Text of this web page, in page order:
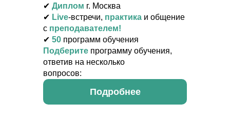
✔ Диплом г. Москва
✔ Live-встречи, практика и общение
с преподавателем!
✔ 50 программ обучения
Подберите программу обучения,
ответив на несколько
вопросов:
Подробнее